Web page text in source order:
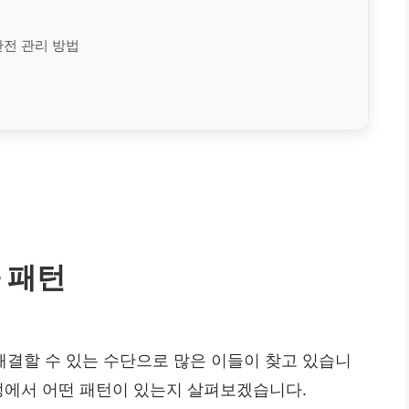
관리 방법
턴
할 수 있는 수단으로 많은 이들이 찾고 있습니
서 어떤 패턴이 있는지 살펴보겠습니다.